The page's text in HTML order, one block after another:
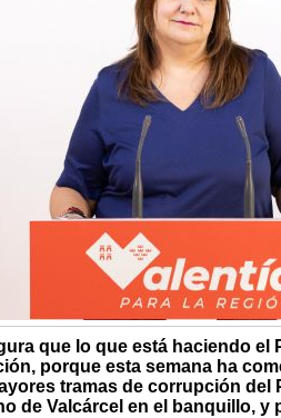
que lo que está haciendo
porque esta semana ha
tramas de corrupción del
de Valcárcel en el banquillo,